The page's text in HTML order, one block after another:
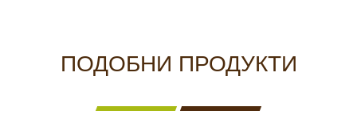
ПОДОБНИ ПРОДУКТИ